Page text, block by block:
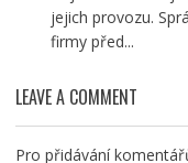
jejich provozu.
firmy před...
LEAVE A COMMENT
Pro přidávání